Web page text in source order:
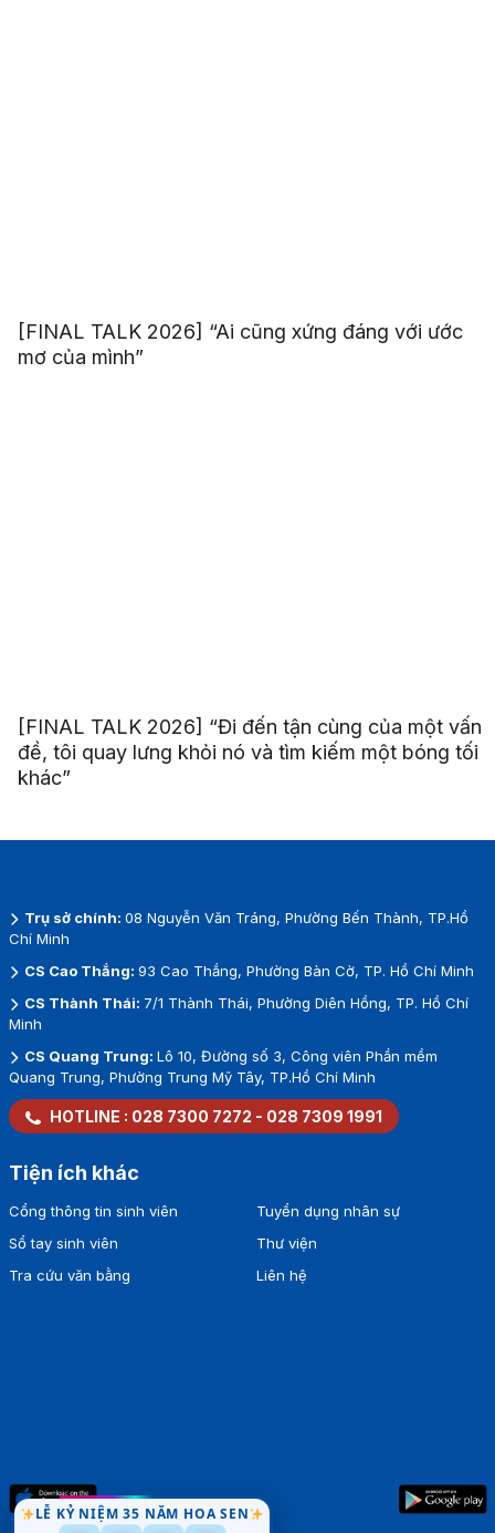
LỄ KỶ NIỆM 35 NĂM HOA SEN
[FINAL TALK 2026] “Ai cũng xứng đáng với ước
mơ của mình”
[FINAL TALK 2026] “Đi đến tận cùng của một vấn
đề, tôi quay lưng khỏi nó và tìm kiếm một bóng tối
khác”
Trụ sở chính: 08 Nguyễn Văn Tráng, Phường Bến Thành, TP.Hồ
Chí Minh
CS Cao Thắng: 93 Cao Thắng, Phường Bàn Cờ, TP. Hồ Chí Minh
CS Thành Thái: 7/1 Thành Thái, Phường Diên Hồng, TP. Hồ Chí
Minh
CS Quang Trung: Lô 10, Đường số 3, Công viên Phần mềm
Quang Trung, Phường Trung Mỹ Tây, TP.Hồ Chí Minh
HOTLINE : 028 7300 7272 - 028 7309 1991
Tiện ích khác
Cổng thông tin sinh viên
Sổ tay sinh viên
Tra cứu văn bằng
Tuyển dụng nhân sự
Thư viện
Liên hệ